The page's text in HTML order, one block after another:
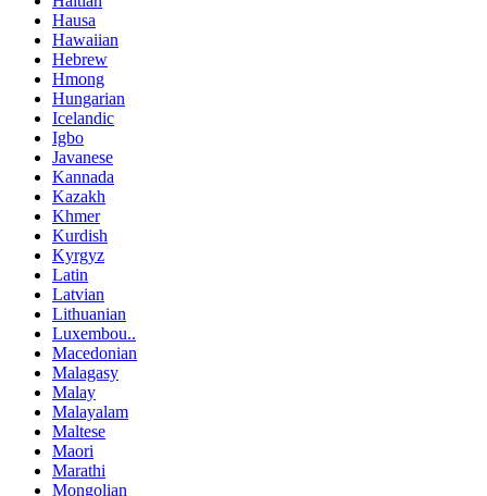
Hausa
Hawaiian
Hebrew
Hmong
Hungarian
Icelandic
Igbo
Javanese
Kannada
Kazakh
Khmer
Kurdish
Kyrgyz
Latin
Latvian
Lithuanian
Luxembou..
Macedonian
Malagasy
Malay
Malayalam
Maltese
Maori
Marathi
Mongolian